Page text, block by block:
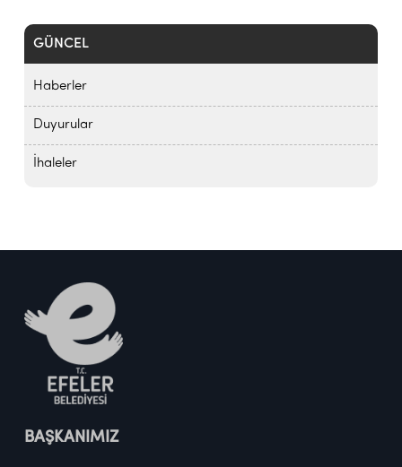
GÜNCEL
Haberler
Duyurular
İhaleler
BAŞKANIMIZ